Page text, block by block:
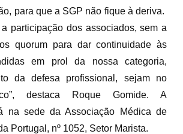
para que a SGP não fique à deriva.
a participação dos associados, sem a
quorum para dar continuidade às
em prol da nossa categoria,
da defesa profissional, sejam no
destaca Roque Gomide. A
na sede da Associação Médica de
Portugal, nº 1052, Setor Marista.